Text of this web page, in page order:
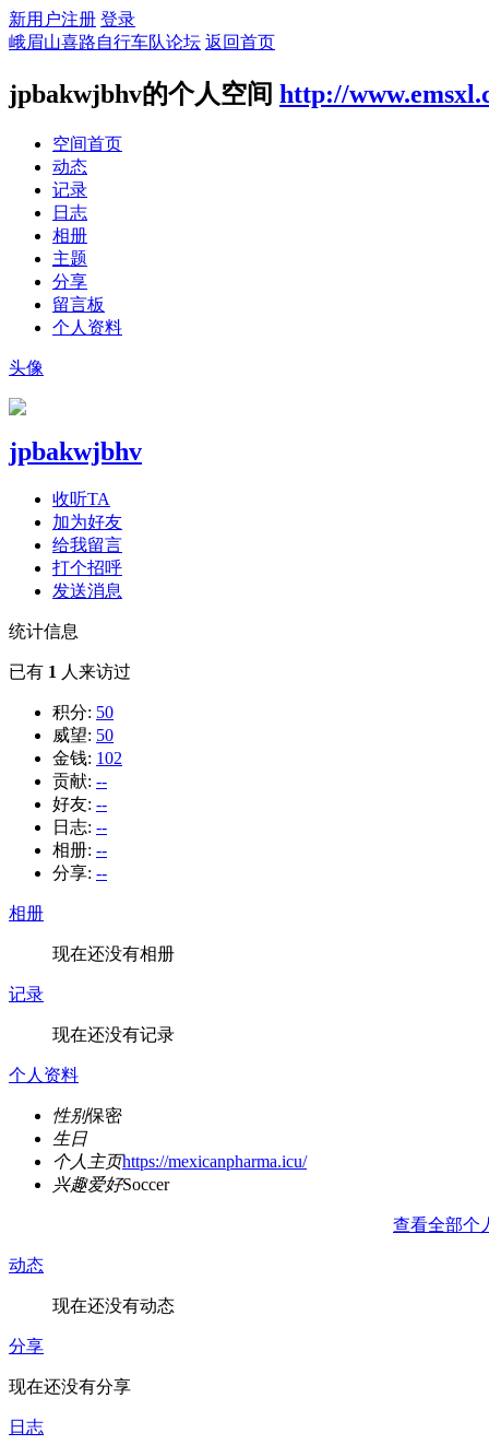
新用户注册 登录
峨眉山喜路自行车队论坛 返回首页
jpbakwjbhv的个人空间 http://
空间首页
动态
记录
日志
相册
主题
分享
留言板
个人资料
头像
jpbakwjbhv
收听TA
加为好友
给我留言
打个招呼
发送消息
统计信息
已有 1 人来访过
积分: 50
威望: 50
金钱: 102
贡献: --
好友: --
日志: --
相册: --
分享: --
相册
现在还没有相册
记录
现在还没有记录
个人资料
性别保密
生日
个人主页https://mexicanpharma.icu/
兴趣爱好Soccer
查看全部个
动态
现在还没有动态
分享
现在还没有分享
日志